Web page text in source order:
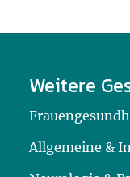
Weitere
Allgemeine &